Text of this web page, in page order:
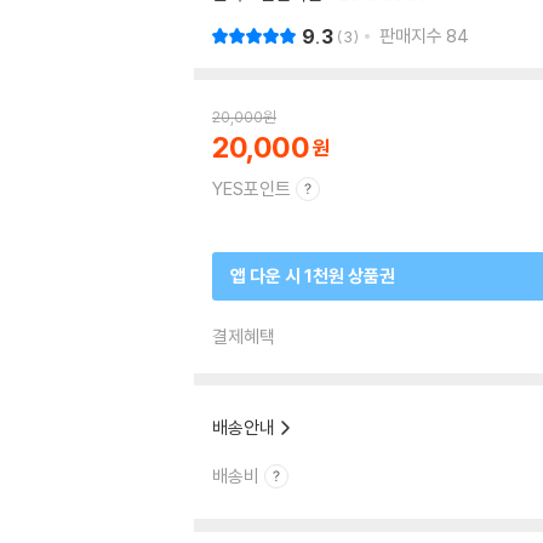
9.3 3 판매지수 84
20,000원
20,000
YES포인트
앱 다운 시 1천원 상품권
결제혜택
배송안내
배송비